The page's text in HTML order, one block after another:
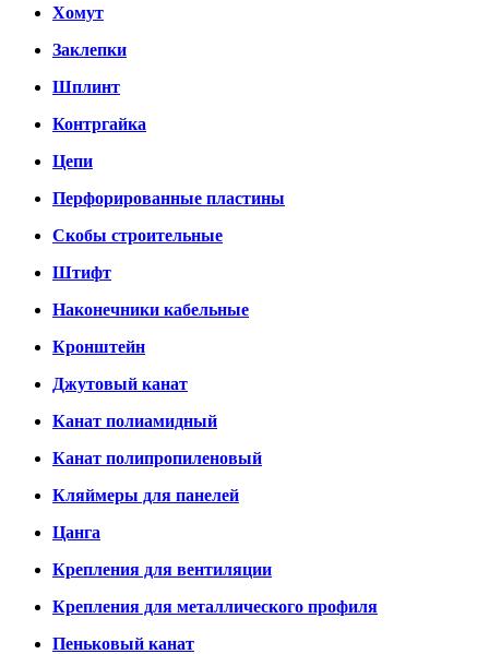
Хомут
Заклепки
Шплинт
Контргайка
Цепи
Перфорированные пластины
Скобы строительные
Штифт
Наконечники кабельные
Кронштейн
Джутовый канат
Канат полиамидный
Канат полипропиленовый
Кляймеры для панелей
Цанга
Крепления для вентиляции
Крепления для металлического профиля
Пеньковый канат